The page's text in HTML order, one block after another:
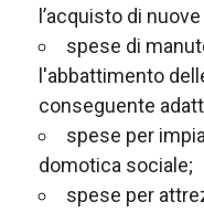
l’acquisto di
spese di
l'abbattimento
conseguente
spese per
domotica sociale;
spese per